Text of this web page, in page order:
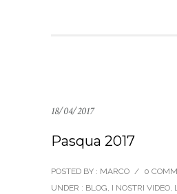
18/04/2017
Pasqua 2017
POSTED BY : MARCO / 0
UNDER : BLOG I NOSTRI VIDEO